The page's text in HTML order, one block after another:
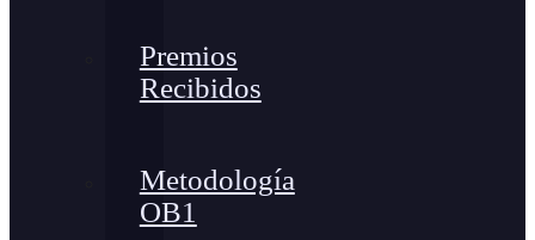
Premios
Recibidos
Metodología
OB1